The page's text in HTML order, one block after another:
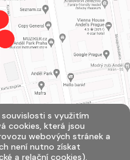
s využitím
cookies, která jsou
webových stránek a
není nutno získat
a relační cookies).